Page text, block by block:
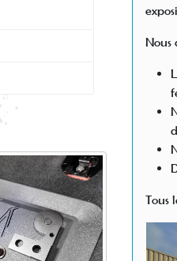
Nous
Tous